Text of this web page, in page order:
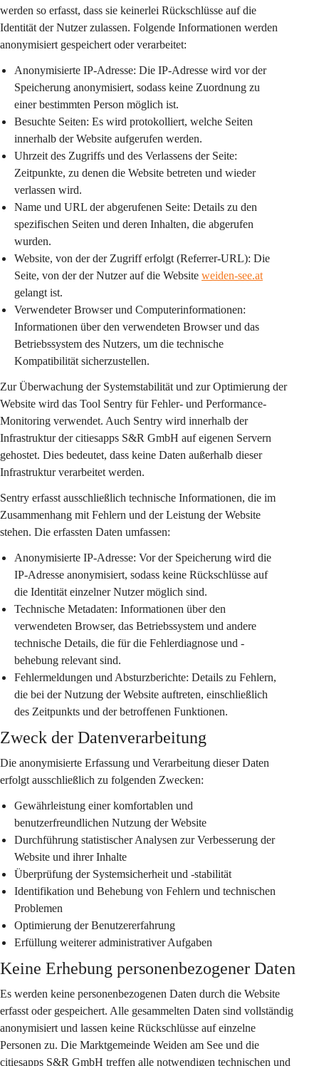
werden so erfasst, dass sie keinerlei Rückschlüsse auf die
Identität der Nutzer zulassen. Folgende Informationen werden
anonymisiert gespeichert oder verarbeitet:
Anonymisierte IP-Adresse: Die IP-Adresse wird vor der
Speicherung anonymisiert, sodass keine Zuordnung zu
einer bestimmten Person möglich ist.
Besuchte Seiten: Es wird protokolliert, welche Seiten
innerhalb der Website aufgerufen werden.
Uhrzeit des Zugriffs und des Verlassens der Seite:
Zeitpunkte, zu denen die Website betreten und wieder
verlassen wird.
Name und URL der abgerufenen Seite: Details zu den
spezifischen Seiten und deren Inhalten, die abgerufen
wurden.
Website, von der der Zugriff erfolgt (Referrer-URL): Die
Seite, von der der Nutzer auf die Website weiden-see.at
gelangt ist.
Verwendeter Browser und Computerinformationen:
Informationen über den verwendeten Browser und das
Betriebssystem des Nutzers, um die technische
Kompatibilität sicherzustellen.
Zur Überwachung der Systemstabilität und zur Optimierung der
Website wird das Tool Sentry für Fehler- und Performance-
Monitoring verwendet. Auch Sentry wird innerhalb der
Infrastruktur der citiesapps S&R GmbH auf eigenen Servern
gehostet. Dies bedeutet, dass keine Daten außerhalb dieser
Infrastruktur verarbeitet werden.
Sentry erfasst ausschließlich technische Informationen, die im
Zusammenhang mit Fehlern und der Leistung der Website
stehen. Die erfassten Daten umfassen:
Anonymisierte IP-Adresse: Vor der Speicherung wird die
IP-Adresse anonymisiert, sodass keine Rückschlüsse auf
die Identität einzelner Nutzer möglich sind.
Technische Metadaten: Informationen über den
verwendeten Browser, das Betriebssystem und andere
technische Details, die für die Fehlerdiagnose und -
behebung relevant sind.
Fehlermeldungen und Absturzberichte: Details zu Fehlern,
die bei der Nutzung der Website auftreten, einschließlich
des Zeitpunkts und der betroffenen Funktionen.
Zweck der Datenverarbeitung
Die anonymisierte Erfassung und Verarbeitung dieser Daten
erfolgt ausschließlich zu folgenden Zwecken:
Gewährleistung einer komfortablen und
benutzerfreundlichen Nutzung der Website
Durchführung statistischer Analysen zur Verbesserung der
Website und ihrer Inhalte
Überprüfung der Systemsicherheit und -stabilität
Identifikation und Behebung von Fehlern und technischen
Problemen
Optimierung der Benutzererfahrung
Erfüllung weiterer administrativer Aufgaben
Keine Erhebung personenbezogener Daten
Es werden keine personenbezogenen Daten durch die Website
erfasst oder gespeichert. Alle gesammelten Daten sind vollständig
anonymisiert und lassen keine Rückschlüsse auf einzelne
Personen zu. Die Marktgemeinde Weiden am See und die
citiesapps S&R GmbH treffen alle notwendigen technischen und